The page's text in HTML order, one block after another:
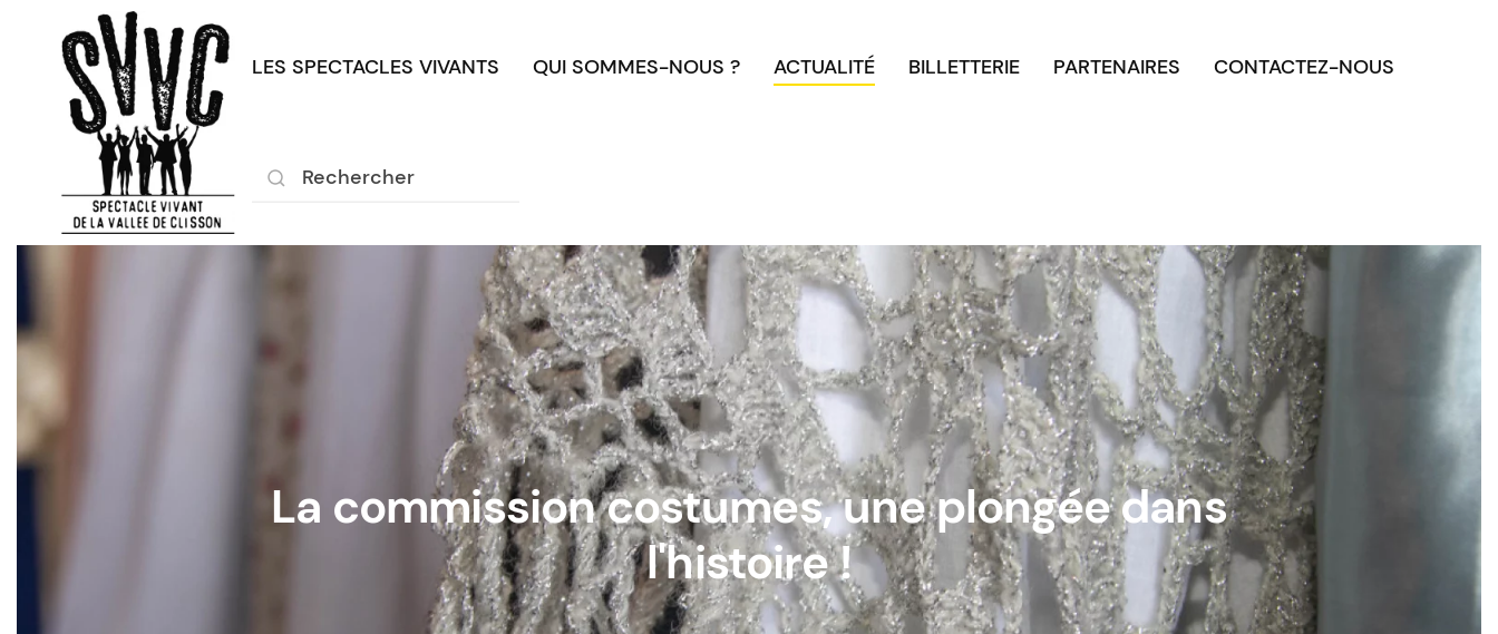
LES SPECTACLES VIVANTS QUI SOMMES-NOUS ? ACTUALITÉ BILLETTERIE PARTENAIRES CONTACTEZ-NOUS
La commission costumes, une plongée dans
l'histoire !